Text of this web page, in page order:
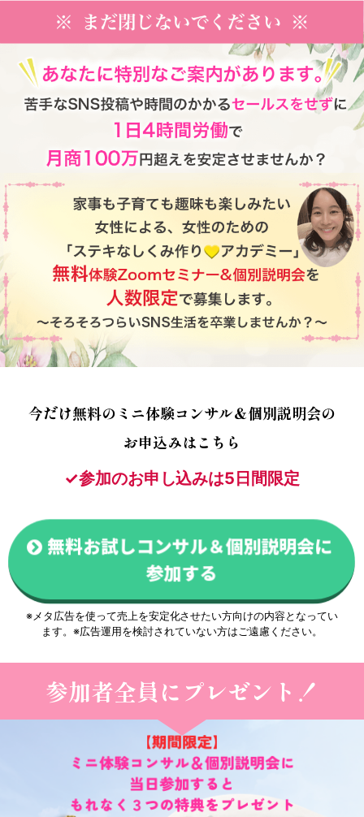
今だけ無料のミニ体験コンサル＆個別説明会の
お申込みはこちら
✓参加のお申し込みは5日間限定
無料お試しコンサル＆個別説明会に
参加する
※メタ広告を使って売上を安定化させたい方向けの内容となってい
ます。※広告運用を検討されていない方はご遠慮ください。
参加者全員にプレゼント！